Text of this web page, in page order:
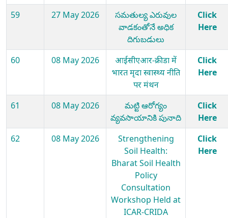
59 27 May 2026
సమతుల్య ఎరువుల
వాడకంతోనే అధిక
దిగుబడులు
Click
Here
60 08 May 2026
आईसीएआर-क्रीडा में
भारत मृदा स्वास्थ्य नीति
पर मंथन
Click
Here
61 08 May 2026
మట్టి ఆరోగ్యం
వ్యవసాయానికి పునాది
Click
Here
62
08 May 2026
Strengthening
Soil Health:
Bharat Soil Health
Policy
Consultation
Workshop Held at
ICAR-CRIDA
Click
Here